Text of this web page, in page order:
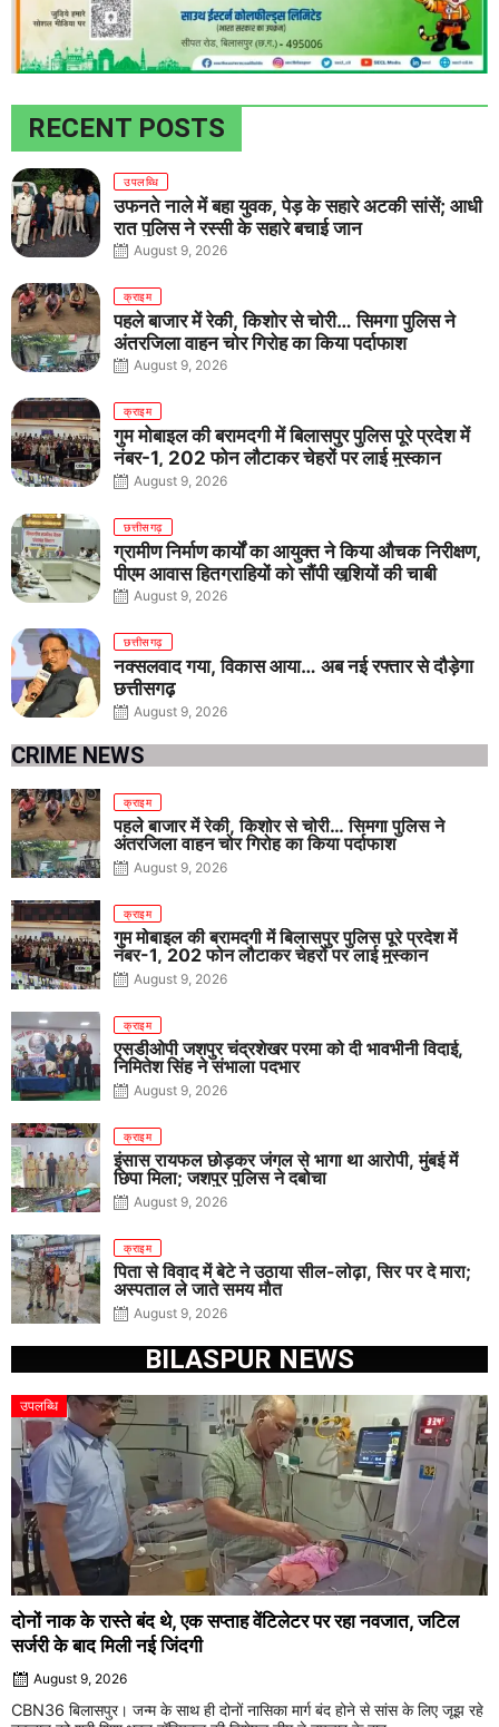
RECENT POSTS
उपलब्धि
उफनते नाले में बहा युवक, पेड़ के सहारे अटकी सांसें; आधी
रात पुलिस ने रस्सी के सहारे बचाई जान
August 9, 2026
क्राइम
पहले बाजार में रेकी, किशोर से चोरी… सिमगा पुलिस ने
अंतरजिला वाहन चोर गिरोह का किया पर्दाफाश
August 9, 2026
क्राइम
गुम मोबाइल की बरामदगी में बिलासपुर पुलिस पूरे प्रदेश में
नंबर-1, 202 फोन लौटाकर चेहरों पर लाई मुस्कान
August 9, 2026
छत्तीसगढ़
ग्रामीण निर्माण कार्यों का आयुक्त ने किया औचक निरीक्षण,
पीएम आवास हितग्राहियों को सौंपी खुशियों की चाबी
August 9, 2026
छत्तीसगढ़
नक्सलवाद गया, विकास आया… अब नई रफ्तार से दौड़ेगा
छत्तीसगढ़
August 9, 2026
CRIME NEWS
क्राइम
पहले बाजार में रेकी, किशोर से चोरी… सिमगा पुलिस ने
अंतरजिला वाहन चोर गिरोह का किया पर्दाफाश
August 9, 2026
क्राइम
गुम मोबाइल की बरामदगी में बिलासपुर पुलिस पूरे प्रदेश में
नंबर-1, 202 फोन लौटाकर चेहरों पर लाई मुस्कान
August 9, 2026
क्राइम
एसडीओपी जशपुर चंद्रशेखर परमा को दी भावभीनी विदाई,
निमितेश सिंह ने संभाला पदभार
August 9, 2026
क्राइम
इंसास रायफल छोड़कर जंगल से भागा था आरोपी, मुंबई में
छिपा मिला; जशपुर पुलिस ने दबोचा
August 9, 2026
क्राइम
पिता से विवाद में बेटे ने उठाया सील-लोढ़ा, सिर पर दे मारा;
अस्पताल ले जाते समय मौत
August 9, 2026
BILASPUR NEWS
उपलब्धि
दोनों नाक के रास्ते बंद थे, एक सप्ताह वेंटिलेटर पर रहा नवजात, जटिल
सर्जरी के बाद मिली नई जिंदगी
August 9, 2026
CBN36 बिलासपुर। जन्म के साथ ही दोनों नासिका मार्ग बंद होने से सांस के लिए जूझ रहे